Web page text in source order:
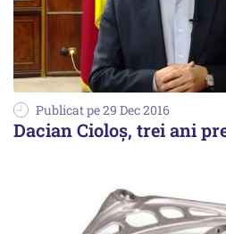
Publicat pe 29 Dec 2016
Dacian Cioloș, trei ani